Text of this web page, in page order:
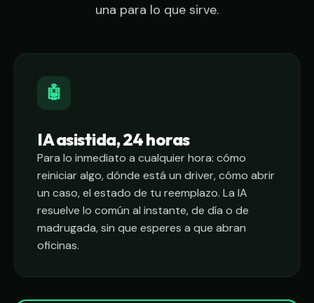
una para lo que sirve.
🤖
IA asistida, 24 horas
Para lo inmediato a cualquier hora: cómo
reiniciar algo, dónde está un driver, cómo abrir
un caso, el estado de tu reemplazo. La IA
resuelve lo común al instante, de día o de
madrugada, sin que esperes a que abran
oficinas.